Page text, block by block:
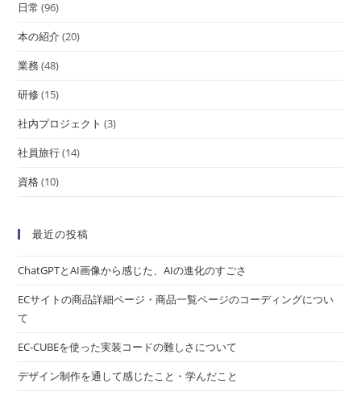
日常 (96)
本の紹介(20)
業務(48)
研修(15)
社内プロジェクト (3)
社員旅行(14)
資格(10)
最近の投稿
ChatGPTとAI画像から感じた、AIの進化のすごさ
ECサイトの商品詳細ページ・商品一覧ページのコーディングについ
て
EC-CUBEを使った実装コードの難しさについて
デザイン制作を通して感じたこと・学んだこと